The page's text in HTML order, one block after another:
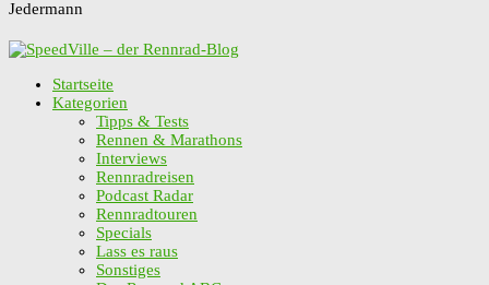
Jedermann
Startseite
Kategorien
Tipps & Tests
Rennen & Marathons
Interviews
Rennradreisen
Podcast Radar
Rennradtouren
Specials
Lass es raus
Sonstiges